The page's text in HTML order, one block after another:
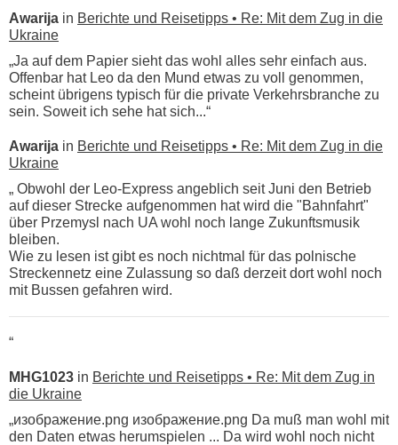
Awarija in Berichte und Reisetipps • Re: Mit dem Zug in die
Ukraine
„Ja auf dem Papier sieht das wohl alles sehr einfach aus.
Offenbar hat Leo da den Mund etwas zu voll genommen,
scheint übrigens typisch für die private Verkehrsbranche zu
sein. Soweit ich sehe hat sich...“
Awarija in Berichte und Reisetipps • Re: Mit dem Zug in die
Ukraine
„ Obwohl der Leo-Express angeblich seit Juni den Betrieb
auf dieser Strecke aufgenommen hat wird die "Bahnfahrt"
über Przemysl nach UA wohl noch lange Zukunftsmusik
bleiben.
Wie zu lesen ist gibt es noch nichtmal für das polnische
Streckennetz eine Zulassung so daß derzeit dort wohl noch
mit Bussen gefahren wird.
“
MHG1023 in Berichte und Reisetipps • Re: Mit dem Zug in
die Ukraine
„изображение.png изображение.png Da muß man wohl mit
den Daten etwas herumspielen ... Da wird wohl noch nicht